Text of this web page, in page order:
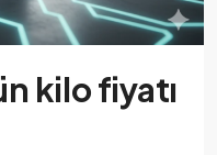
kilo fiyatı